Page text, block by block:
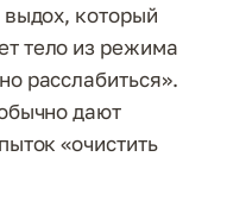
который
тело из режима
расслабиться».
дают
«очистить